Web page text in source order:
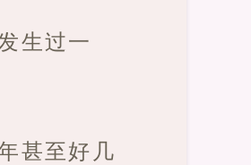
生过一
甚至好几